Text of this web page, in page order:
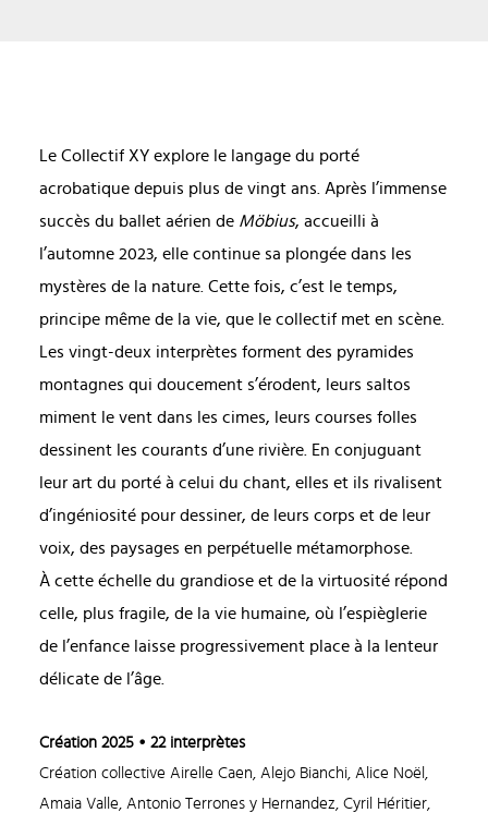
Le Collectif XY explore le langage du porté
acrobatique depuis plus de vingt ans. Après l’immense
succès du ballet aérien de Möbius, accueilli à
l’automne 2023, elle continue sa plongée dans les
mystères de la nature. Cette fois, c’est le temps,
principe même de la vie, que le collectif met en scène.
Les vingt-deux interprètes forment des pyramides
montagnes qui doucement s’érodent, leurs saltos
miment le vent dans les cimes, leurs courses folles
dessinent les courants d’une rivière. En conjuguant
leur art du porté à celui du chant, elles et ils rivalisent
d’ingéniosité pour dessiner, de leurs corps et de leur
voix, des paysages en perpétuelle métamorphose.
À cette échelle du grandiose et de la virtuosité répond
celle, plus fragile, de la vie humaine, où l’espièglerie
de l’enfance laisse progressivement place à la lenteur
délicate de l’âge.
Création 2025• 22 interprètes
Création collective Airelle Caen, Alejo Bianchi, Alice Noël,
Amaia Valle, Antonio Terrones y Hernandez, Cyril Héritier,